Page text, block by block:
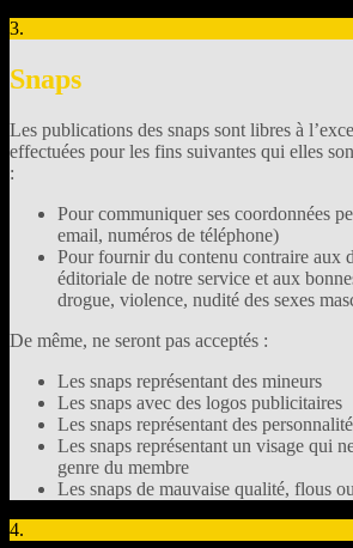
3.
Snaps
Les publications des snaps sont libres à
effectuées pour les fins suivantes qui elles
:
Pour communiquer ses coordonnées
email, numéros de téléphone)
Pour fournir du contenu contraire aux
éditoriale de notre service et aux
drogue, violence, nudité des sexes
De même, ne seront pas acceptés :
Les snaps représentant des mineurs
Les snaps avec des logos publicitaires
Les snaps représentant des
Les snaps représentant un visage qui
genre du membre
Les snaps de mauvaise qualité, flous
4.